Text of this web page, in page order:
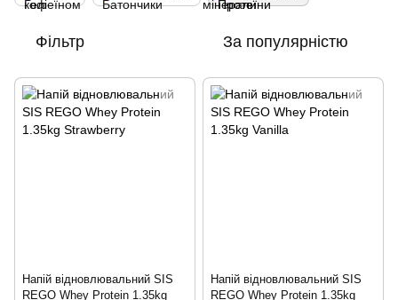
Фільтр За популярністю
Напій відновлювальний SIS
REGO Whey Protein 1.35kg
Напій відновлювальний SIS
REGO Whey Protein 1.35kg